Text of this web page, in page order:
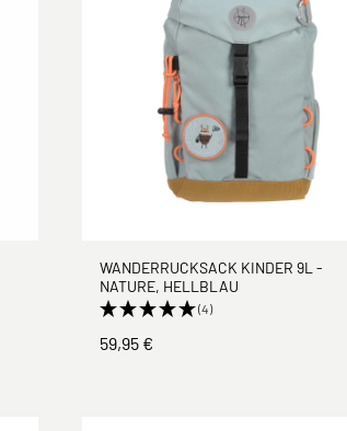
WANDERRUCKSACK KINDER 9L -
NATURE, HELLBLAU
(4)
59,95 €